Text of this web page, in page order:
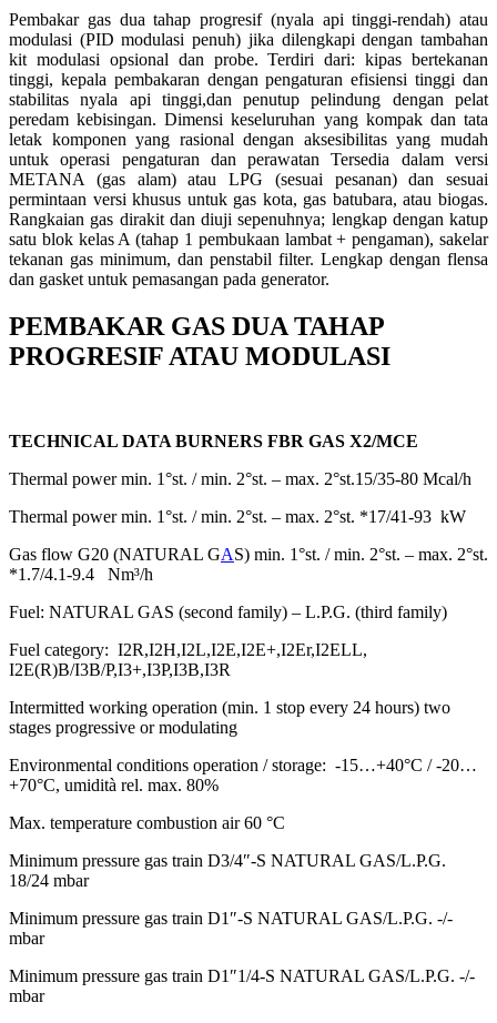
Pembakar gas dua tahap progresif (nyala api tinggi-rendah) atau
modulasi (PID modulasi penuh) jika dilengkapi dengan tambahan
kit modulasi opsional dan probe. Terdiri dari: kipas bertekanan
tinggi, kepala pembakaran dengan pengaturan efisiensi tinggi dan
stabilitas nyala api tinggi,dan penutup pelindung dengan pelat
peredam kebisingan. Dimensi keseluruhan yang kompak dan tata
letak komponen yang rasional dengan aksesibilitas yang mudah
untuk operasi pengaturan dan perawatan Tersedia dalam versi
METANA (gas alam) atau LPG (sesuai pesanan) dan sesuai
permintaan versi khusus untuk gas kota, gas batubara, atau biogas.
Rangkaian gas dirakit dan diuji sepenuhnya; lengkap dengan katup
satu blok kelas A (tahap 1 pembukaan lambat + pengaman), sakelar
tekanan gas minimum, dan penstabil filter. Lengkap dengan flensa
dan gasket untuk pemasangan pada generator.
PEMBAKAR GAS DUA TAHAP
PROGRESIF ATAU MODULASI
TECHNICAL DATA BURNERS FBR GAS X2/MCE
Thermal power min. 1°st. / min. 2°st. – max. 2°st.15/35-80 Mcal/h
Thermal power min. 1°st. / min. 2°st. – max. 2°st. *17/41-93 kW
Gas flow G20 (NATURAL GAS) min. 1°st. / min. 2°st. – max. 2°st.
*1.7/4.1-9.4 Nm³/h
Fuel: NATURAL GAS (second family) – L.P.G. (third family)
Fuel category: I2R,I2H,I2L,I2E,I2E+,I2Er,I2ELL,
I2E(R)B/I3B/P,I3+,I3P,I3B,I3R
Intermitted working operation (min. 1 stop every 24 hours) two
stages progressive or modulating
Environmental conditions operation / storage: -15…+40°C / -20…
+70°C, umidità rel. max. 80%
Max. temperature combustion air 60 °C
Minimum pressure gas train D3/4″-S NATURAL GAS/L.P.G.
18/24 mbar
Minimum pressure gas train D1″-S NATURAL GAS/L.P.G. -/-
mbar
Minimum pressure gas train D1″1/4-S NATURAL GAS/L.P.G. -/-
mbar